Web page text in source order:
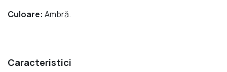
Culoare: Ambră.
Caracteristici